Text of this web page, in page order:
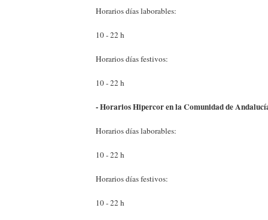
Horarios días laborables:
10 - 22 h
Horarios días festivos:
10 - 22 h
- Horarios Hipercor en la Comunidad de
Horarios días laborables:
10 - 22 h
Horarios días festivos:
10 - 22 h